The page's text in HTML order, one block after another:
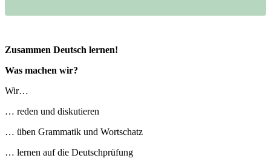
Zusammen Deutsch lernen!
Was machen wir?
Wir…
… reden und diskutieren
… üben Grammatik und Wortschatz
… lernen auf die Deutschprüfung